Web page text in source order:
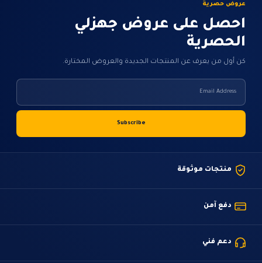
عروض حصرية
احصل على عروض جهزلي
الحصرية
كن أول من يعرف عن المنتجات الجديدة والعروض المختارة.
منتجات موثوقة
دفع آمن
دعم فني